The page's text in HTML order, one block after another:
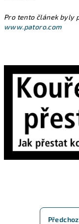
Pro tento článek byly
www.patoro.com